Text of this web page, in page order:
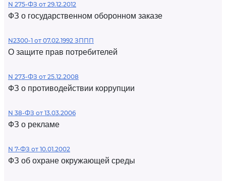
N 275-ФЗ от 29.12.2012
ФЗ о государственном оборонном заказе
N2300-1 от 07.02.1992 ЗППП
О защите прав потребителей
N 273-ФЗ от 25.12.2008
ФЗ о противодействии коррупции
N 38-ФЗ от 13.03.2006
ФЗ о рекламе
N 7-ФЗ от 10.01.2002
ФЗ об охране окружающей среды